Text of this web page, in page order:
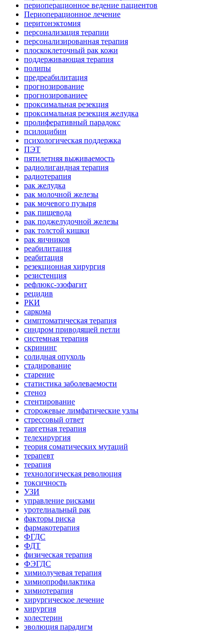
периоперационное ведение пациентов
Периоперационное лечение
перитонэктомия
персонализация терапии
персонализированная терапия
плоскоклеточный рак кожи
поддерживающая терапия
полипы
предреабилитация
прогнозирование
прогнозированиее
проксимальная резекция
проксимальная резекция желудка
пролиферативный парадокс
псилоцибин
психологическая поддержка
ПЭТ
пятилетняя выживаемость
радиолигандная терапия
радиотерапия
рак желудка
рак молочной железы
рак мочевого пузыря
рак пищевода
рак поджелудочной железы
рак толстой кишки
рак яичников
реабилитация
реабитация
резекционная хирургия
резистенция
рефлюкс-эзофагит
рецидив
РКИ
саркома
симптоматическая терапия
синдром приводящей петли
системная терапия
скрининг
солидная опухоль
стадирование
старение
статистика заболеваемости
стеноз
стентирование
сторожевые лимфатические узлы
стрессовый ответ
таргетная терапия
телехирургия
теория соматических мутаций
терапевт
терапия
технологическая революция
токсичность
УЗИ
управление рисками
уротелиальный рак
факторы риска
фармакотерапия
ФГДС
ФДТ
физическая терапия
ФЭГДС
химиолучевая терапия
химиопрофилактика
химиотерапия
хирургическое лечение
хирургия
холестерин
эволюция парадигм